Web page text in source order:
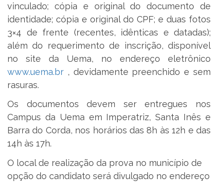
vinculado; cópia e original do documento de
identidade; cópia e original do CPF; e duas fotos
3×4 de frente (recentes, idênticas e datadas);
além do requerimento de inscrição, disponível
no site da Uema, no endereço eletrônico
www.uema.br , devidamente preenchido e sem
rasuras.
Os documentos devem ser entregues nos
Campus da Uema em Imperatriz, Santa Inês e
Barra do Corda, nos horários das 8h às 12h e das
14h às 17h.
O local de realização da prova no município de
opção do candidato será divulgado no endereço